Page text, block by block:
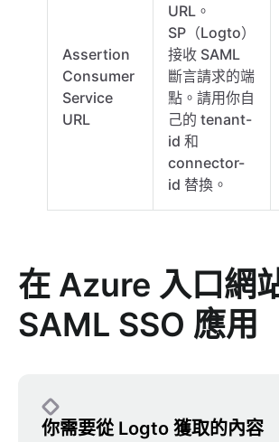
Assertion
Consumer
Service
URL
URL。
SP（Logto）
接收 SAML
斷言請求的端
點。請用你自
己的 tenant-
id 和
connector-
id 替換。
在 Azure 入口網
SAML SSO 應用
你需要從 Logto 獲取的內容